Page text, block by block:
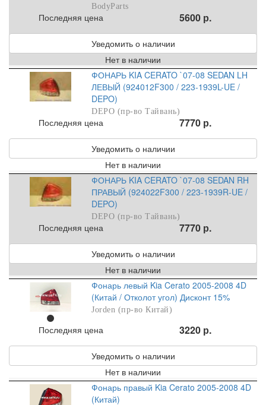
BodyParts
Последняя цена 5600 р.
Уведомить о наличии
Нет в наличии
ФОНАРЬ KIA CERATO `07-08 SEDAN LH
ЛЕВЫЙ (924012F300 / 223-1939L-UE /
DEPO)
DEPO (пр-во Тайвань)
Последняя цена 7770 р.
Уведомить о наличии
Нет в наличии
ФОНАРЬ KIA CERATO `07-08 SEDAN RH
ПРАВЫЙ (924022F300 / 223-1939R-UE /
DEPO)
DEPO (пр-во Тайвань)
Последняя цена 7770 р.
Уведомить о наличии
Нет в наличии
Фонарь левый Kia Cerato 2005-2008 4D
(Китай / Отколот угол) Дисконт 15%
Jorden (пр-во Китай)
Последняя цена 3220 р.
Уведомить о наличии
Нет в наличии
Фонарь правый Kia Cerato 2005-2008 4D
(Китай)